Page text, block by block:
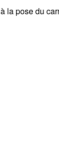
la pose du